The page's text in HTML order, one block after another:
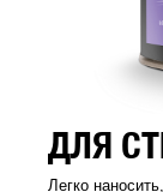
ДЛЯ
Легко